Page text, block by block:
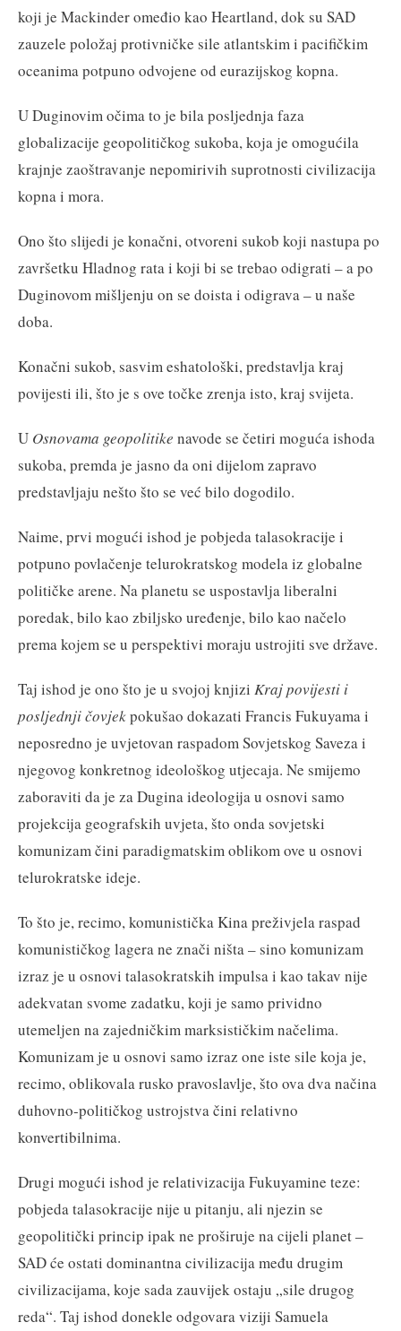
koji je Mackinder omeđio kao Heartland, dok su SAD
zauzele položaj protivničke sile atlantskim i pacifičkim
oceanima potpuno odvojene od eurazijskog kopna.
U Duginovim očima to je bila posljednja faza
globalizacije geopolitičkog sukoba, koja je omogućila
krajnje zaoštravanje nepomirivih suprotnosti civilizacija
kopna i mora.
Ono što slijedi je konačni, otvoreni sukob koji nastupa po
završetku Hladnog rata i koji bi se trebao odigrati – a po
Duginovom mišljenju on se doista i odigrava – u naše
doba.
Konačni sukob, sasvim eshatološki, predstavlja kraj
povijesti ili, što je s ove točke zrenja isto, kraj svijeta.
U Osnovama geopolitike navode se četiri moguća ishoda
sukoba, premda je jasno da oni dijelom zapravo
predstavljaju nešto što se već bilo dogodilo.
Naime, prvi mogući ishod je pobjeda talasokracije i
potpuno povlačenje telurokratskog modela iz globalne
političke arene. Na planetu se uspostavlja liberalni
poredak, bilo kao zbiljsko uređenje, bilo kao načelo
prema kojem se u perspektivi moraju ustrojiti sve države.
Taj ishod je ono što je u svojoj knjizi Kraj povijesti i
posljednji čovjekpokušao dokazati Francis Fukuyama i
neposredno je uvjetovan raspadom Sovjetskog Saveza i
njegovog konkretnog ideološkog utjecaja. Ne smijemo
zaboraviti da je za Dugina ideologija u osnovi samo
projekcija geografskih uvjeta, što onda sovjetski
komunizam čini paradigmatskim oblikom ove u osnovi
telurokratske ideje.
To što je, recimo, komunistička Kina preživjela raspad
komunističkog lagera ne znači ništa – sino komunizam
izraz je u osnovi talasokratskih impulsa i kao takav nije
adekvatan svome zadatku, koji je samo prividno
utemeljen na zajedničkim marksističkim načelima.
Komunizam je u osnovi samo izraz one iste sile koja je,
recimo, oblikovala rusko pravoslavlje, što ova dva načina
duhovno-političkog ustrojstva čini relativno
konvertibilnima.
Drugi mogući ishod je relativizacija Fukuyamine teze:
pobjeda talasokracije nije u pitanju, ali njezin se
geopolitički princip ipak ne proširuje na cijeli planet –
SAD će ostati dominantna civilizacija među drugim
civilizacijama, koje sada zauvijek ostaju „sile drugog
reda“. Taj ishod donekle odgovara viziji Samuela